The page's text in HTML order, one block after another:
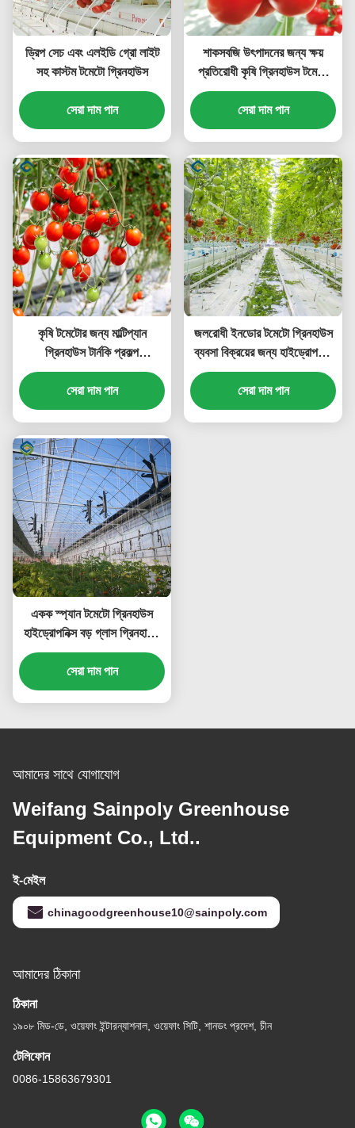
ড্রিপ সেচ এবং এলইডি গ্রো লাইট
সহ কাস্টম টমেটো গ্রিনহাউস
সেরা দাম পান
শাকসবজি উৎপাদনের জন্য ক্ষয়
প্রতিরোধী কৃষি গ্রিনহাউস টমেটো
গ্রিনহাউস
সেরা দাম পান
কৃষি টমেটোর জন্য মাল্টিপ্যান
গ্রিনহাউস টার্নকি প্রকল্প
কাস্টমাইজযোগ্য আকার
সেরা দাম পান
জলরোধী ইনডোর টমেটো গ্রিনহাউস
ব্যবসা বিক্রয়ের জন্য হাইড্রোপনিক
সিস্টেম সমাবেশ প্রয়োজন গ্রিনহাউস
সেরা দাম পান
একক স্প্যান টমেটো গ্রিনহাউস
হাইড্রোপনিক্স বড় গ্লাস গ্রিনহাউস
বৃদ্ধি
সেরা দাম পান
আমাদের সাথে যোগাযোগ
Weifang Sainpoly Greenhouse
Equipment Co., Ltd..
ই-মেইল
chinagoodgreenhouse10@sainpoly.com
আমাদের ঠিকানা
ঠিকানা
১৯০৮ মিড-ডে, ওয়েফাং ইন্টারন্যাশনাল, ওয়েফাং সিটি, শানডং প্রদেশ, চীন
টেলিফোন
0086-15863679301